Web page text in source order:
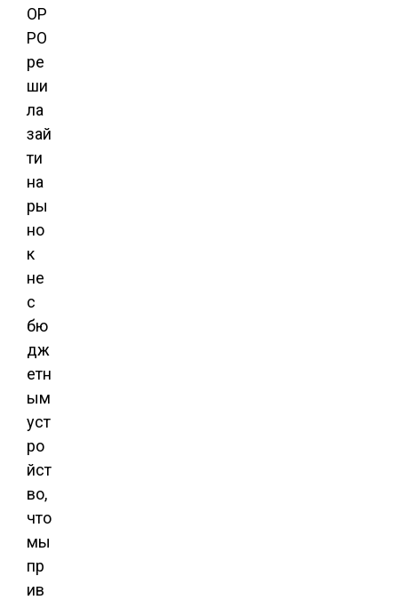
OP
PO
ре
ши
ла
зай
ти
на
ры
но
к
не
с
бю
дж
етн
ым
уст
ро
йст
во,
что
мы
пр
ив